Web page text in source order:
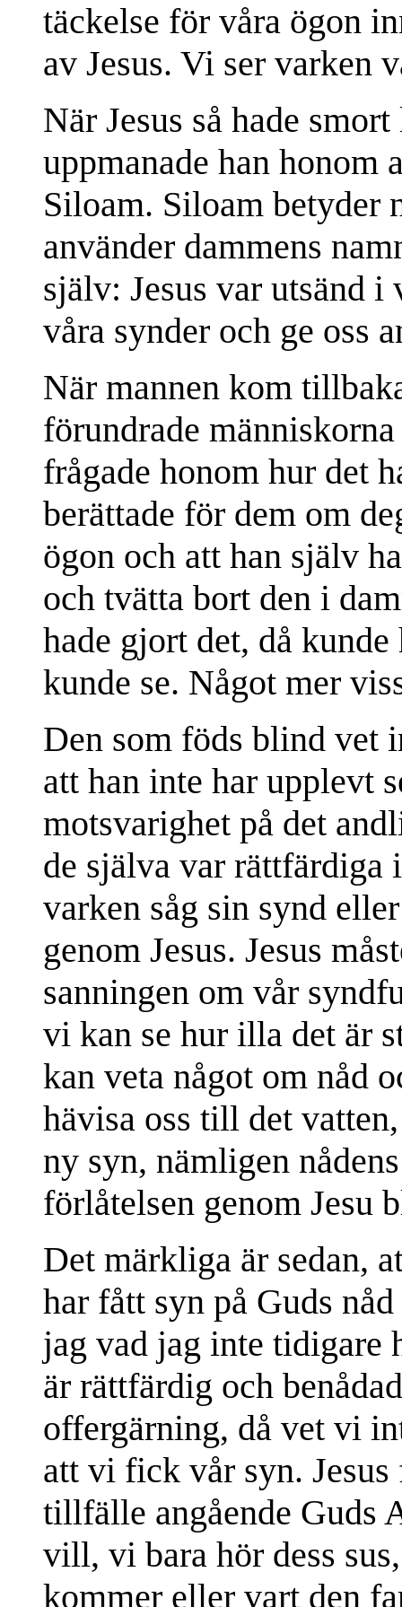
täckelse för våra ögon
av Jesus. Vi ser varken
När Jesus så hade
uppmanade han honom
Siloam. Siloam betyder
använder dammens
själv: Jesus var utsänd i
våra synder och ge oss
När mannen kom
förundrade
frågade honom hur det
berättade för dem om
ögon och att han själv
och tvätta bort den i
hade gjort det, då
kunde se. Något mer
Den som föds blind vet
att han inte har upplevt
motsvarighet på det
de själva var rättfärdiga
varken såg sin synd
genom Jesus. Jesus
sanningen om vår
vi kan se hur illa det är
kan veta något om nåd
hävisa oss till det
ny syn, nämligen
förlåtelsen genom Jesu
Det märkliga är sedan,
har fått syn på Guds
jag vad jag inte tidigare
är rättfärdig och
offergärning, då vet vi
att vi fick vår syn.
tillfälle angående Guds
vill, vi bara hör dess
kommer eller vart den